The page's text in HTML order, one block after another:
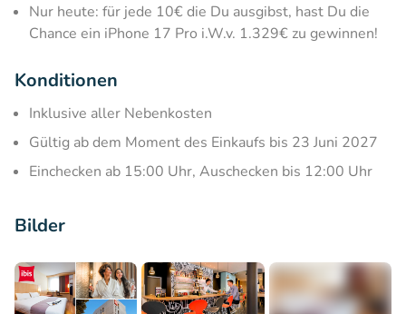
Nur heute: für jede 10€ die Du ausgibst, hast Du die
Chance ein iPhone 17 Pro i.W.v. 1.329€ zu gewinnen!
Konditionen
Inklusive aller Nebenkosten
Gültig ab dem Moment des Einkaufs bis 23 Juni 2027
Einchecken ab 15:00 Uhr, Auschecken bis 12:00 Uhr
Bilder